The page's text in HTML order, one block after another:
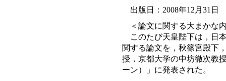
出版日：2008年12月31日
＜論文に関する大まかな
このたび天皇陛下は，日
関する論文を，秋篠宮殿下
授，京都大学の中坊徹次教
ーン）」に発表された。